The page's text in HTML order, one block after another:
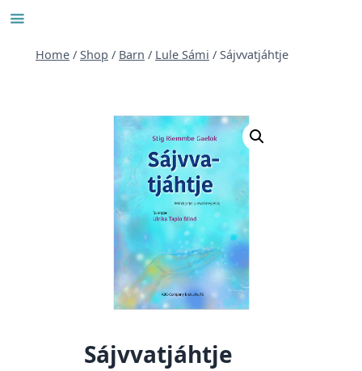
Skip
contentHome / Shop / Barn / Lule Sámi / Sájvvatjáhtje
Sájvvatjáhtje